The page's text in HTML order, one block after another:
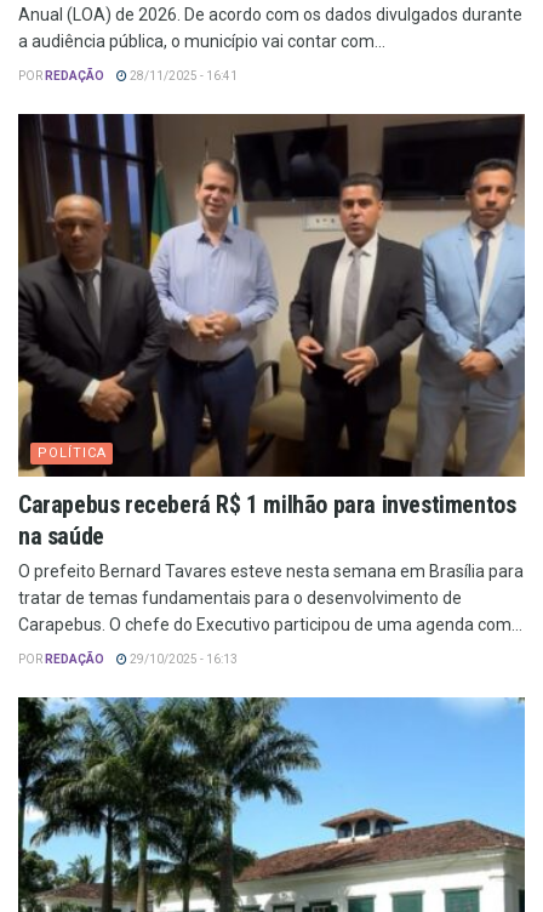
Anual (LOA) de 2026. De acordo com os dados divulgados durante
a audiência pública, o município vai contar com...
POR REDAÇÃO 28/11/2025 - 16:41
POLÍTICA
Carapebus receberá R$ 1 milhão para investimentos
na saúde
O prefeito Bernard Tavares esteve nesta semana em Brasília para
tratar de temas fundamentais para o desenvolvimento de
Carapebus. O chefe do Executivo participou de uma agenda com...
POR REDAÇÃO 29/10/2025 - 16:13